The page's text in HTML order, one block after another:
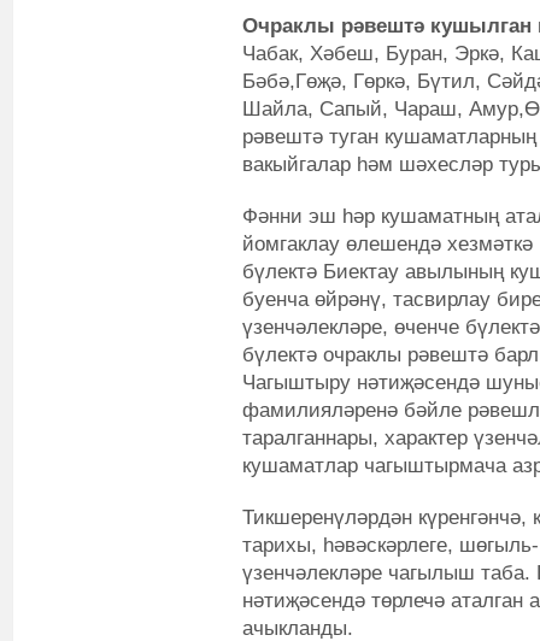
Очраклы рәвештә кушылган
Чабак, Хәбеш, Буран, Эркә,
Бәбә,Гөҗә, Гөркә, Бүтил,
Шайла, Сапый, Чараш,
рәвештә туган
вакыйгалар һәм шәхесләр
Фәнни эш һәр кушаматның
йомгаклау өлешендә
бүлектә Биектау авылының
буенча өйрәнү, тасвирлау
үзенчәлекләре, өченче
бүлектә очраклы рәвештә
Чагыштыру нәтиҗәсендә
фамилияләренә бәйле
таралганнары, характер
кушаматлар чагыштырмача
Тикшеренүләрдән
тарихы, һәвәскәрлеге,
үзенчәлекләре чагылыш
нәтиҗәсендә төрлечә
ачыкланды.